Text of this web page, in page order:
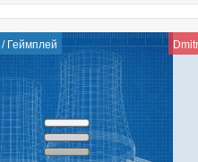
/ Геймплей